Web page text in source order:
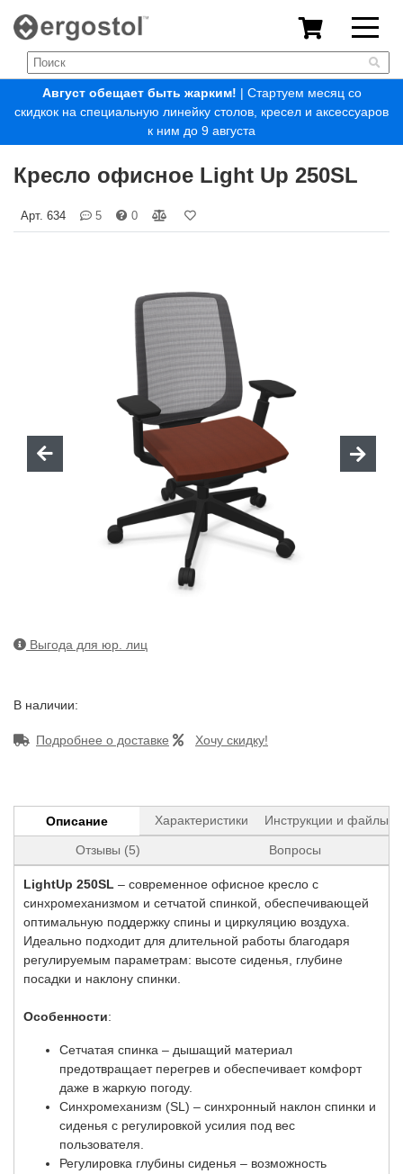
Август обещает быть жарким! | Стартуем месяц со
скидкок на специальную линейку столов, кресел и аксессуаров
к ним до 9 августа
Кресло офисное Light Up 250SL
Арт. 634 5 0
Выгода для юр. лиц
В наличии:
Подробнее о доставке Хочу скидку!
Описание Характеристики Инструкции и файлы
Отзывы (5) Вопросы
LightUp 250SL – современное офисное кресло с
синхромеханизмом и сетчатой спинкой, обеспечивающей
оптимальную поддержку спины и циркуляцию воздуха.
Идеально подходит для длительной работы благодаря
регулируемым параметрам: высоте сиденья, глубине
посадки и наклону спинки.
Особенности:
Сетчатая спинка – дышащий материал
предотвращает перегрев и обеспечивает комфорт
даже в жаркую погоду.
Синхромеханизм (SL) – синхронный наклон спинки и
сиденья с регулировкой усилия под вес
пользователя.
Регулировка глубины сиденья – возможность